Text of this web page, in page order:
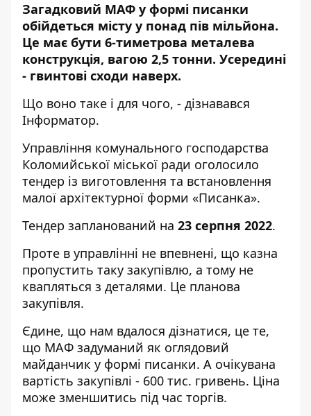
Загадковий МАФ у формі писанки
обійдеться місту у понад пів мільйона.
Це має бути 6-тиметрова металева
конструкція, вагою 2,5 тонни. Усередині
- гвинтові сходи наверх.
Що воно таке і для чого, - дізнавався
Інформатор.
Управління комунального господарства
Коломийської міської ради оголосило
тендер із виготовлення та встановлення
малої архітектурної форми «Писанка».
Тендер запланований на 23 серпня 2022.
Проте в управлінні не впевнені, що казна
пропустить таку закупівлю, а тому не
квапляться з деталями. Це планова
закупівля.
Єдине, що нам вдалося дізнатися, це те,
що МАФ задуманий як оглядовий
майданчик у формі писанки. А очікувана
вартість закупівлі - 600 тис. гривень. Ціна
може зменшитись під час торгів.